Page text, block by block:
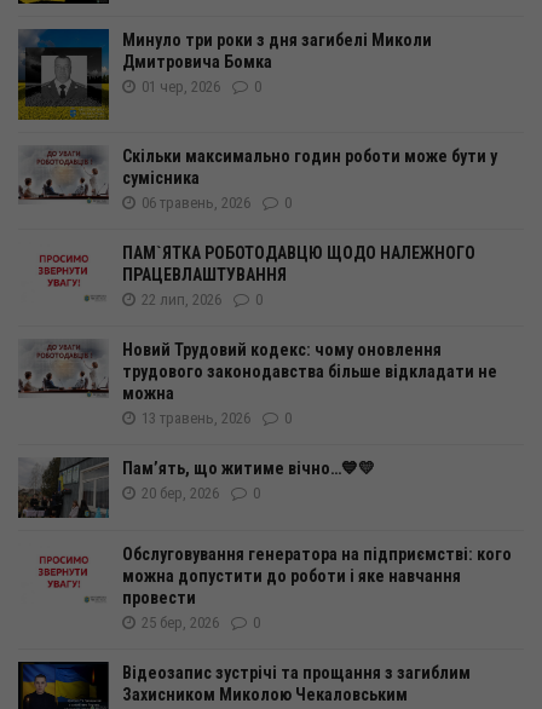
Минуло три роки з дня загибелі Миколи
Дмитровича Бомка
01 чер, 2026 0
Скільки максимально годин роботи може бути у
сумісника
06 травень, 2026 0
ПАМ`ЯТКА РОБОТОДАВЦЮ ЩОДО НАЛЕЖНОГО
ПРАЦЕВЛАШТУВАННЯ
22 лип, 2026 0
Новий Трудовий кодекс: чому оновлення
трудового законодавства більше відкладати не
можна
13 травень, 2026 0
Пам’ять, що житиме вічно…💙💛
20 бер, 2026 0
Обслуговування генератора на підприємстві: кого
можна допустити до роботи і яке навчання
провести
25 бер, 2026 0
Відеозапис зустрічі та прощання з загиблим
Захисником Миколою Чекаловським